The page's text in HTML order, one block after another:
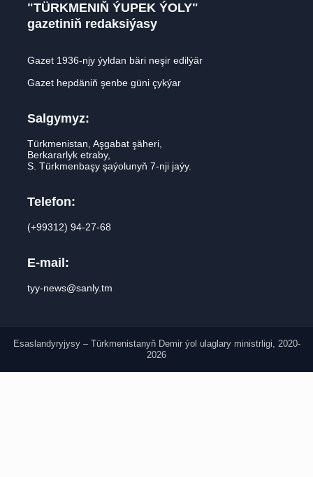
"TÜRKMENIŇ ÝUPEK ÝOLY"
gazetiniň redaksiýasy
Gazet 1936-njy ýyldan bäri neşir edilýär
Gazet hepdäniň şenbe güni çykýar
Salgymyz:
Türkmenistan, Aşgabat şäheri,
Berkararlyk etraby,
S. Türkmenbaşy şaýolunyň 7-nji jaýy.
Telefon:
(+99312) 94-27-68
E-mail:
tyy-news@sanly.tm
Esaslandyryjysy – Türkmenistanyň Demir ýol ulaglary ministrligi, 2020-
2026